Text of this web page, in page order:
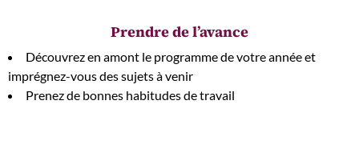
Prendre de l’avance
Découvrez en amont le programme de votre année et
imprégnez-vous des sujets à venir
Prenez de bonnes habitudes de travail